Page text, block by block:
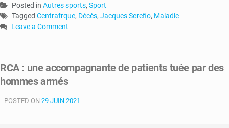
Posted in Autres sports, Sport
Tagged Centrafrque, Décès, Jacques Serefio, Maladie
Leave a Comment
décès
de
Serefio
RCA : une accompagnante de patients tuée par des
hommes armés
POSTED ON 29 JUIN 2021